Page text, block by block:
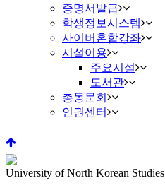
증명서발급
학생정보시스템
사이버혼합강좌
시설이용
주요시설
도서관
총동문회
인권센터
University of North Korean Studies